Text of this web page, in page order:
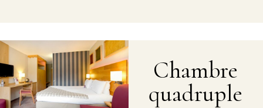
Chambre
quadruple